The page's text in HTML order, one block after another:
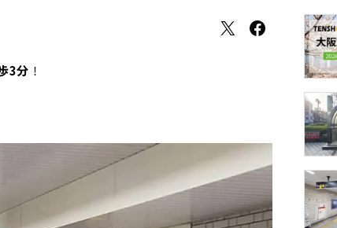
X Facebook
3分 ！